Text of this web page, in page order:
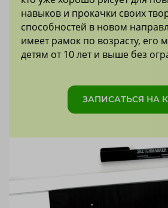
навыков и прокачки своих
способностей в новом
имеет рамок по возрасту, его
детям от 10 лет и выше без
ЗАПИСАТЬСЯ НА